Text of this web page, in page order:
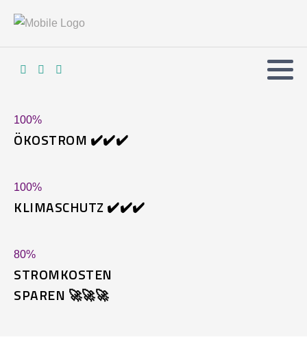
100%
ÖKOSTROM ✔️✔️✔️
100%
KLIMASCHUTZ ✔️✔️✔️
80%
STROMKOSTEN
SPAREN 🚀🚀🚀